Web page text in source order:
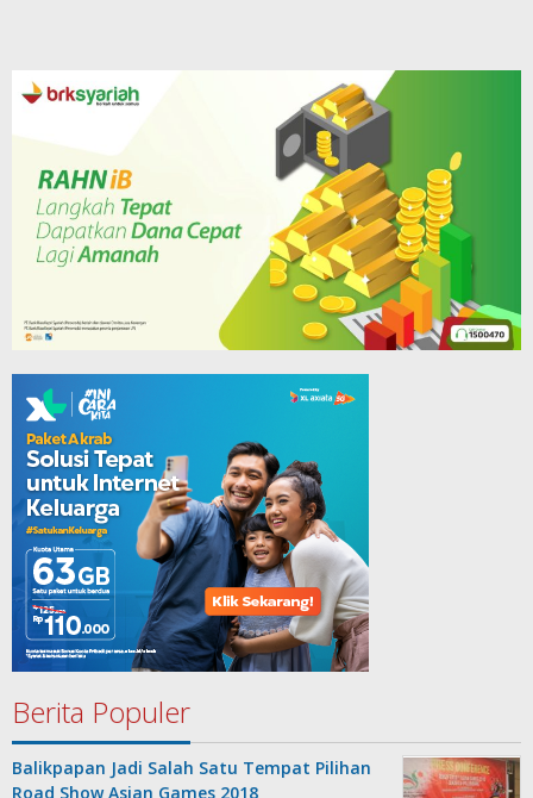
Berita Populer
Balikpapan Jadi Salah Satu Tempat Pilihan
Road Show Asian Games 2018